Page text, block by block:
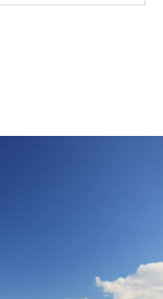
าของคุณ เช่น
รนด์โก
ซึ่งมีความ
นหนึ่งในเนื้อวัว